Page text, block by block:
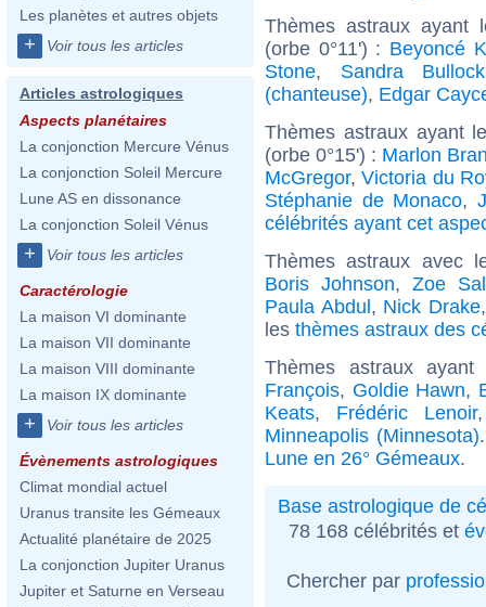
Les planètes et autres objets
+ Voir tous les articles
Articles astrologiques
Aspects planétaires
La conjonction Mercure Vénus
La conjonction Soleil Mercure
Lune AS en dissonance
La conjonction Soleil Vénus
+ Voir tous les articles
Caractérologie
La maison VI dominante
La maison VII dominante
La maison VIII dominante
La maison IX dominante
+ Voir tous les articles
Évènements astrologiques
Climat mondial actuel
Uranus transite les Gémeaux
Actualité planétaire de 2025
La conjonction Jupiter Uranus
Jupiter et Saturne en Verseau
Thèmes astraux ayant
(orbe 0°11') : Beyoncé
Stone, Sandra Bullock
(chanteuse), Edgar
Thèmes astraux ayant
(orbe 0°15') : Marlon
McGregor,Victoria du
Stéphanie de Monaco,
célébrités ayant cet
Thèmes astraux avec
Boris Johnson, Zoe
Paula Abdul, Nick Drake
les thèmes astraux des
Thèmes astraux
François, Goldie Hawn,
Keats, Frédéric Lenoir
Minneapolis (Minnesota)
Lune en 26° Gémeaux.
Base astrologique de
78 168 célébrités et
Chercher par